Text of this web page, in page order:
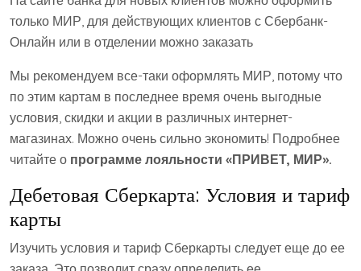
только МИР, для действующих клиентов с Сбербанк-
Онлайн или в отделении можно заказать
Мы рекомендуем все-таки оформлять МИР, потому что
по этим картам в последнее время очень выгодные
условия, скидки и акции в различных интернет-
магазинах. Можно очень сильно экономить! Подробнее
читайте о программе лояльности «ПРИВЕТ, МИР».
Дебетовая Сберкарта: Условия и тариф
карты
Изучить условия и тариф Сберкарты следует еще до ее